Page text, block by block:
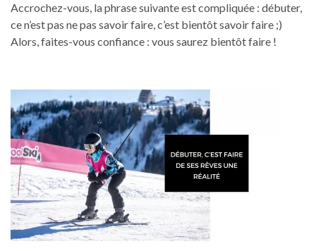
Accrochez-vous, la phrase suivante est compliquée : débuter,
ce n’est pas ne pas savoir faire, c’est bientôt savoir faire ;)
Alors, faites-vous confiance : vous saurez bientôt faire !